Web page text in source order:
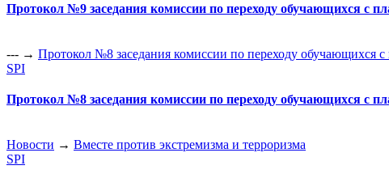
Протокол №9 заседания комиссии по переходу обучающихся с
--- → Протокол №8 заседания комиссии по переходу обучающихся с
SPI
Протокол №8 заседания комиссии по переходу обучающихся с
Новости → Вместе против экстремизма и терроризма
SPI